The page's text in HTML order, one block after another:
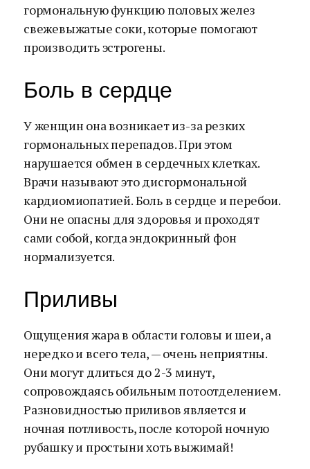
гормональную функцию половых желез
свежевыжатые соки, которые помогают
производить эстрогены.
Боль в сердце
У женщин она возникает из-за резких
гормональных перепадов. При этом
нарушается обмен в сердечных клетках.
Врачи называют это дисгормональной
кардиомиопатией. Боль в сердце и перебои.
Они не опасны для здоровья и проходят
сами собой, когда эндокринный фон
нормализуется.
Приливы
Ощущения жара в области головы и шеи, а
нередко и всего тела, — очень неприятны.
Они могут длиться до 2-3 минут,
сопровождаясь обильным потоотделением.
Разновидностью приливов является и
ночная потливость, после которой ночную
рубашку и простыни хоть выжимай!